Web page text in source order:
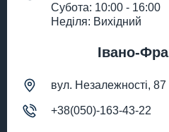
Субота: 10:00 - 16:00
Неділя: Вихідний
Івано-
вул. Незалежності, 87
+38(050)-163-43-22